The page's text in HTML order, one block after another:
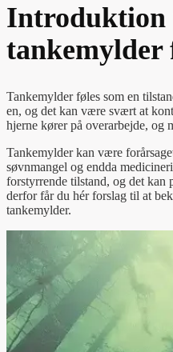
Introduktion
tankemylder
Tankemylder føles som en
en, og det kan være svært at
hjerne kører på overarbejde, og
Tankemylder kan være
søvnmangel og endda
forstyrrende tilstand, og det kan
derfor får du hér forslag til at
tankemylder.